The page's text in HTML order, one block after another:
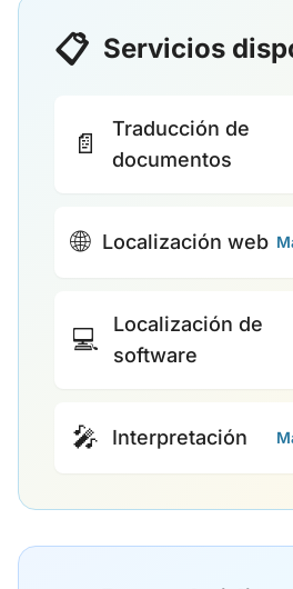
📋 Servicios
📄
Traducción de
documentos
🌐 Localización web
💻
Localización de
software
🎤 Interpretación